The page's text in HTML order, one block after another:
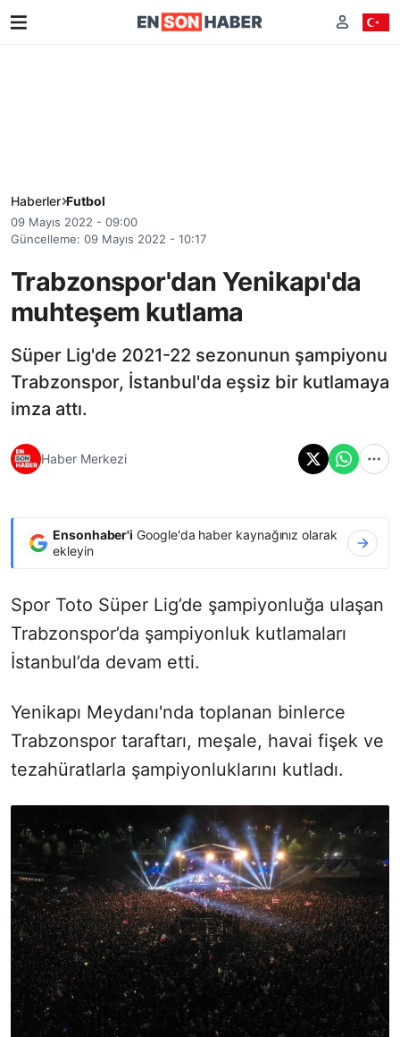
Haberler Futbol
09 Mayıs 2022 - 09:00
Güncelleme: 09 Mayıs 2022 - 10:17
Trabzonspor'dan Yenikapı'da
muhteşem kutlama
Süper Lig'de 2021-22 sezonunun şampiyonu
Trabzonspor, İstanbul'da eşsiz bir kutlamaya
imza attı.
Haber Merkezi
Ensonhaber'i Google'da haber kaynağınız olarak
ekleyin
Spor Toto Süper Lig’de şampiyonluğa ulaşan
Trabzonspor’da şampiyonluk kutlamaları
İstanbul’da devam etti.
Yenikapı Meydanı'nda toplanan binlerce
Trabzonspor taraftarı, meşale, havai fişek ve
tezahüratlarla şampiyonluklarını kutladı.